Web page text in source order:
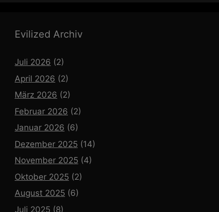
Evilized Archiv
Juli 2026 (2)
April 2026 (2)
März 2026 (2)
Februar 2026 (2)
Januar 2026 (6)
Dezember 2025 (14)
November 2025 (4)
Oktober 2025 (2)
August 2025 (6)
Juli 2025 (8)